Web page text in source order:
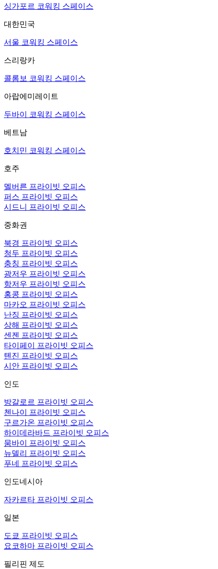
싱가포르 코워킹 스페이스
대한민국
서울 코워킹 스페이스
스리랑카
콜롬보 코워킹 스페이스
아랍에미레이트
두바이 코워킹 스페이스
베트남
호치민 코워킹 스페이스
호주
멜버른 프라이빗 오피스
퍼스 프라이빗 오피스
시드니 프라이빗 오피스
중화권
북경 프라이빗 오피스
청두 프라이빗 오피스
충칭 프라이빗 오피스
광저우 프라이빗 오피스
항저우 프라이빗 오피스
홍콩 프라이빗 오피스
마카오 프라이빗 오피스
난징 프라이빗 오피스
상해 프라이빗 오피스
센젠 프라이빗 오피스
타이페이 프라이빗 오피스
톈진 프라이빗 오피스
시안 프라이빗 오피스
인도
방갈로르 프라이빗 오피스
첸나이 프라이빗 오피스
구르가온 프라이빗 오피스
하이데라바드 프라이빗 오피스
뭄바이 프라이빗 오피스
뉴델리 프라이빗 오피스
푸네 프라이빗 오피스
인도네시아
자카르타 프라이빗 오피스
일본
도쿄 프라이빗 오피스
요코하마 프라이빗 오피스
필리핀 제도